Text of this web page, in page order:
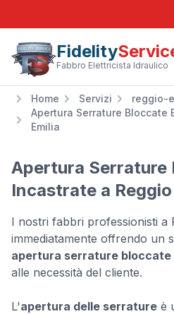
Fidelity
Fabbro Elettricista Idraulico
Home Servizi reggio-
Apertura Serrature Bloccate
Emilia
Apertura Serrature
Incastrate a Reggio
I nostri fabbri professionisti a
immediatamente offrendo un
apertura serrature
alle necessità del cliente.
L'apertura delle serrature è